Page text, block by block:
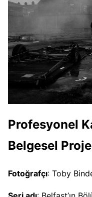
Profesyonel
Belgesel
Fotoğrafçı: Toby